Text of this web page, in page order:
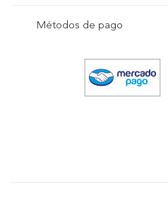
Métodos de pago